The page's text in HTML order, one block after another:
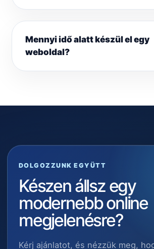
Mennyi idő alatt készül el egy
weboldal?
DOLGOZZUNK EGYÜTT
Készen állsz egy
modernebb online
megjelenésre?
Kérj ajánlatot, és nézzük meg,